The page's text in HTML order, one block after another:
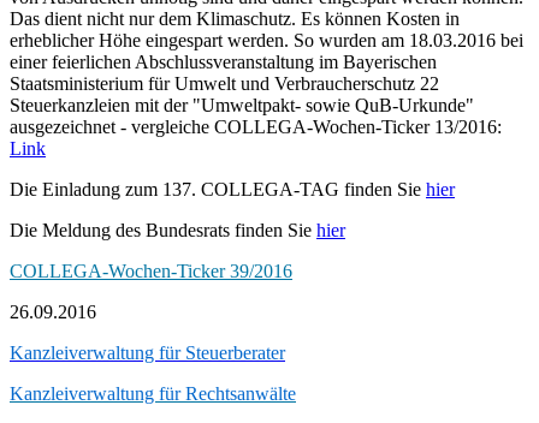
Das dient nicht nur dem Klimaschutz. Es können Kosten in
erheblicher Höhe eingespart werden. So wurden am 18.03.2016 bei
einer feierlichen Abschlussveranstaltung im Bayerischen
Staatsministerium für Umwelt und Verbraucherschutz 22
Steuerkanzleien mit der "Umweltpakt- sowie QuB-Urkunde"
ausgezeichnet - vergleiche COLLEGA-Wochen-Ticker 13/2016:
Link
Die Einladung zum 137. COLLEGA-TAG finden Sie hier
Die Meldung des Bundesrats finden Sie hier
COLLEGA-Wochen-Ticker 39/2016
26.09.2016
Kanzleiverwaltung für Steuerberater
Kanzleiverwaltung für Rechtsanwälte